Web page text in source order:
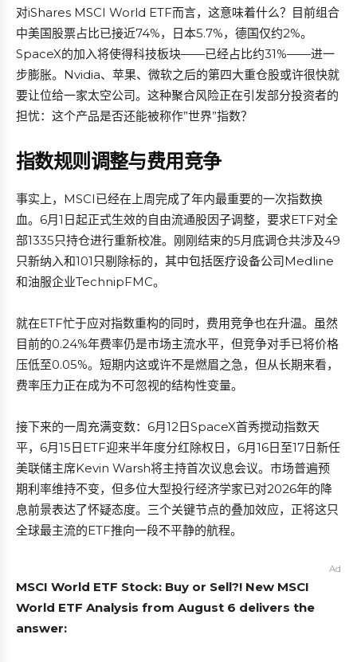
对iShares MSCI World ETF而言，这意味着什么？目前组合
中美国股票占比已接近74%，日本5.7%，德国仅约2%。
SpaceX的加入将使得科技板块——已经占比约31%——进一
步膨胀。Nvidia、苹果、微软之后的第四大重仓股或许很快就
要让位给一家太空公司。这种聚合风险正在引发部分投资者的
担忧：这个产品是否还能被称作”世界”指数？
指数规则调整与费用竞争
事实上，MSCI已经在上周完成了年内最重要的一次指数换
血。6月1日起正式生效的自由流通股因子调整，要求ETF对全
部1335只持仓进行重新校准。刚刚结束的5月底调仓共涉及49
只新纳入和101只剔除标的，其中包括医疗设备公司Medline
和油服企业TechnipFMC。
就在ETF忙于应对指数重构的同时，费用竞争也在升温。虽然
目前的0.24%年费率仍是市场主流水平，但竞争对手已将价格
压低至0.05%。短期内这或许不是燃眉之急，但从长期来看，
费率压力正在成为不可忽视的结构性变量。
接下来的一周充满变数：6月12日SpaceX首秀搅动指数天
平，6月15日ETF迎来半年度分红除权日，6月16日至17日新任
美联储主席Kevin Warsh将主持首次议息会议。市场普遍预
期利率维持不变，但多位大型投行经济学家已对2026年的降
息前景表达了怀疑态度。三个关键节点的叠加效应，正将这只
全球最主流的ETF推向一段不平静的航程。
Ad
MSCI World ETF Stock: Buy or Sell?! New MSCI
World ETF Analysis from August 6 delivers the
answer: